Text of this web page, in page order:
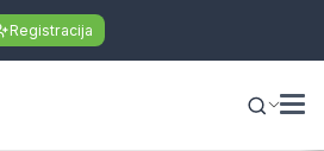
Registracija